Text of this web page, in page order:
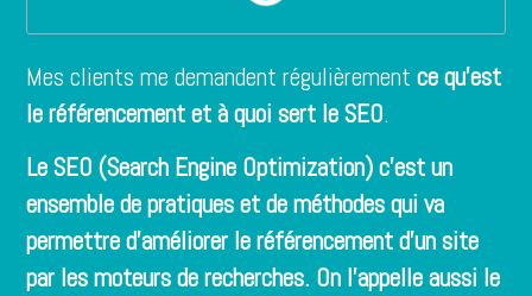
Mes clients me demandent régulièrementce qu’est
le référencement et à quoi sert le SEO.
Le SEO (Search Engine Optimization) c’est un
ensemble de pratiques et de méthodes qui va
permettre d’améliorer le référencement d’un site
par les moteurs de recherches. On l’appelle aussi le